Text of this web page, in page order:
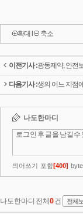
확대 축소
이전기사 :광동제약, 안전
다음기사 :생의 어느 지점